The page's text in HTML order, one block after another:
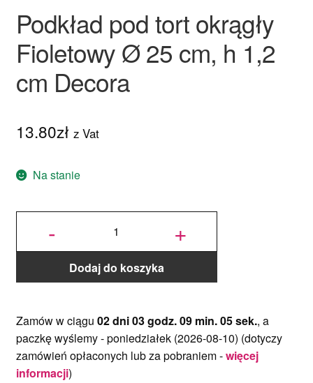
Podkład pod tort okrągły
Fioletowy Ø 25 cm, h 1,2
cm Decora
13.80zł z Vat
Na stanie
-
ilość
okrągły
Fioletowy
Ø 25 cm,
h 1,2 cm
Decora
+
Dodaj do koszyka
Zamów w ciągu 02 dni 03 godz. 09 min. 05 sek., a
paczkę wyślemy -poniedziałek (2026-08-10) (dotyczy
zamówień opłaconych lub za pobraniem -więcej
informacji)